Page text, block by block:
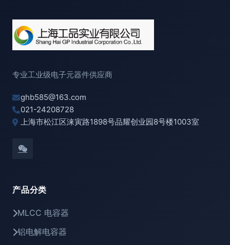
专业工业级电子元器件供应商
ghb585@163.com
021-24208728
上海市松江区涞寅路1898号品耀创业园8号楼1003室
产品分类
MLCC 电容器
铝电解电容器